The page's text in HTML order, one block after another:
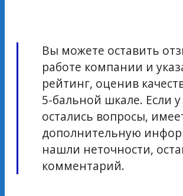
Вы можете оставить
работе компании и
рейтинг, оценив
5-бальной шкале. Если у
остались вопросы,
дополнительную
нашли неточности,
комментарий.